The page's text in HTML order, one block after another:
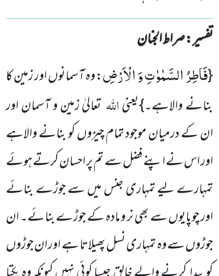
تفسیر : ‎صراط الجنان
{فَاطِرُ السَّمٰوٰتِ وَ الْاَرْضِ: وہ آسمانوں اور زمین کا
بنانے والاہے۔}یعنیاللہ تعالیٰ زمین و آسمان اور
ان کےدرمیان موجود تمام چیزوں کو بنانے والاہے
اور اس نے اپنے فضل سے تم پر احسان کرتے ہوئے
تمہارے لیے تمہاری جنس میں سے جوڑے بنائے
اور چوپایوں سے بھی نر و مادہ کے جوڑے بنائے۔ ان
جوڑوں سے وہ تمہاری نسل پھیلاتا ہے اور ان جوڑوں